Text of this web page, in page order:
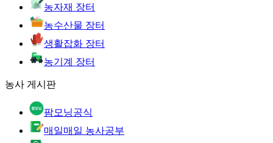
농자재 장터
농수산물 장터
생활잡화 장터
농기계 장터
농사 게시판
팜모닝공식
매일매일 농사공부